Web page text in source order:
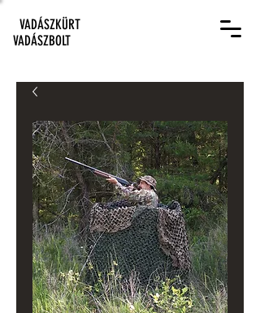
VADÁSZKÜRT
VADÁSZBOLT